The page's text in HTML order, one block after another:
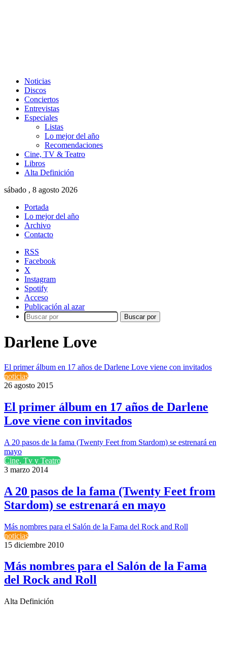
Noticias
Discos
Conciertos
Entrevistas
Especiales
Listas
Lo mejor del año
Recomendaciones
Cine, TV & Teatro
Libros
Alta Definición
sábado , 8 agosto 2026
Portada
Lo mejor del año
Archivo
Contacto
RSS
Facebook
X
Instagram
Spotify
Acceso
Publicación al azar
Buscar por
Darlene Love
El primer álbum en 17 años de Darlene Love viene con invitados
noticias
26 agosto 2015
El primer álbum en 17 años de Darlene
Love viene con invitados
A 20 pasos de la fama (Twenty Feet from Stardom) se estrenará en
mayo
Cine, Tv y Teatro
3 marzo 2014
A 20 pasos de la fama (Twenty Feet from
Stardom) se estrenará en mayo
Más nombres para el Salón de la Fama del Rock and Roll
noticias
15 diciembre 2010
Más nombres para el Salón de la Fama
del Rock and Roll
Alta Definición